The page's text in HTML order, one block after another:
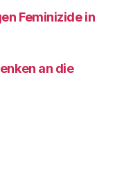
Feminizide in
an die